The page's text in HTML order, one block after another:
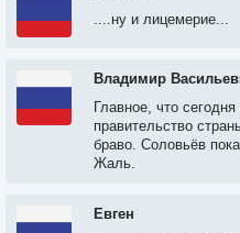
....ну и лицемерие...
Владимир
Главное, что
правительство
браво. Соловьёв
Жаль.
Евген